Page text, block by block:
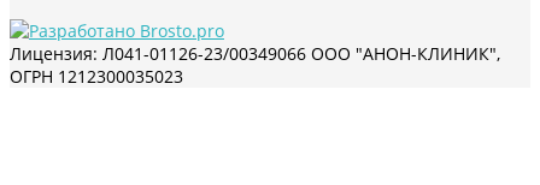
Лицензия: Л041-01126-23/00349066 ООО "АНОН-КЛИНИК",
ОГРН 1212300035023